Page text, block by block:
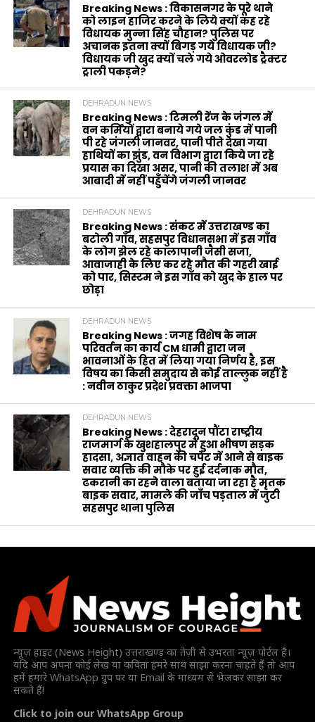
Breaking News : विकासनगर के पूरे थाने
को लाइन हाजिर करने के लिये क्यों कह रहे
विधायक मुन्ना सिंह चौहान? पुलिस पर
अचानक इतना क्यों बिगड़ गये विधायक जी?
विधायक जी खुद क्यों चले गये ओवरलोड ट्रैक्टर
ट्राली पकड़ने?
DEHRADUN NEWS
Breaking News : टिमली रेंज के जंगल में
वन कर्मियों द्वारा बनाये गये जल कुंड में पानी
पी रहे जंगली जानवर, पानी पीते देखा गया
हाथियों का झुंड, वन विभाग द्वारा किये जा रहे
प्रयास का दिखा असर, पानी की तलाश में अब
आबादी में नहीं पहुँचेंगे जंगली जानवर
DEHRADUN NEWS
Breaking News : संकट में उत्तराखण्ड का
बटोली गाँव, सहसपुर विधानसभा में इस गाँव
के लोग झेल रहे कालापानी जैसी सजा,
आवाजाही के लिए कर रहे मौत की गहरी खाई
को पार, सिस्टम ने इस गाँव को खुद के हाल पर
छोड़ा
DEHRADUN NEWS
Breaking News : जगह विशेष के नाम
परिवर्तन का कार्य CM धामी द्वारा जन
भावनाओं के हित में लिया गया निर्णय है, इस
विषय का किसी समुदाय से कोई ताल्लुक नहीं है
: नवीन ठाकुर प्रदेश प्रवक्ता भाजपा
DEHRADUN NEWS
Breaking News : देहरादून पौंटा राष्ट्रीय
राजमार्ग के खुशहालपुर में हुआ भीषण सड़क
हादसा, अज्ञात वाहन की चपेट में आने से बाइक
सवार व्यक्ति की मौके पर हुई दर्दनाक मौत,
ढकरानी का रहने वाला बताया जा रहा है मृतक
बाइक सवार, मामले की जाँच पड़ताल में जुटी
सहसपुर थाना पुलिस
न्यूज़ हाइट (News Height) उत्तराखण्ड का तेज़ी से उभरता न्यूज़ पोर्टल है।
यदि आप अपना कोई लेख या कविता हमरे साथ साझा करना चाहते हैं तो आप
हमें हमारे WhatsApp ग्रुप पर या Email के माध्यम से भेजकर साझा कर
सकते हैं!
Click to join our WhatsApp Group